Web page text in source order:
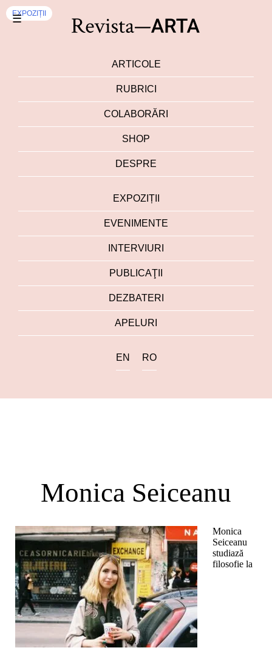
☰
ARTICOLE
RUBRICI
COLABORĂRI
SHOP
DESPRE
EXPOZIȚII
EVENIMENTE
INTERVIURI
PUBLICAŢII
DEZBATERI
APELURI
EN RO
Monica Seiceanu
Monica
Seiceanu
studiază
filosofie la
EXPOZIȚII